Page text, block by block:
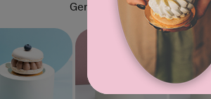
Gerbeaud mentes